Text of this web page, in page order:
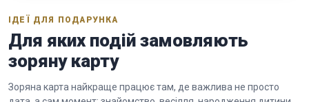
ІДЕЇ ДЛЯ ПОДАРУНКА
Для яких подій замовляють
зоряну карту
Зоряна карта найкраще працює там, де важлива не просто